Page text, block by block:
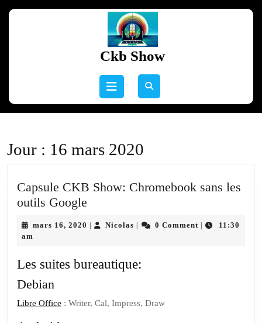
Ckb Show
Open
Jour : 16 mars 2020
Capsule CKB Show: Chromebook sans les
outils Google
Show:
sans
Google
mars 16, 2020 marsNicolas Nicolas0 Comment
11:30
am
Les suites bureautique:
Debian
Libre Office : Writer, Cal, Impress, Draw